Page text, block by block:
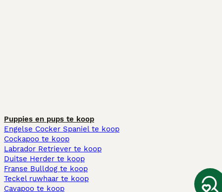
Puppies en pups te koop
Engelse Cocker Spaniel te koop
Cockapoo te koop
Labrador Retriever te koop
Duitse Herder te koop
Franse Bulldog te koop
Teckel ruwhaar te koop
Cavapoo te koop